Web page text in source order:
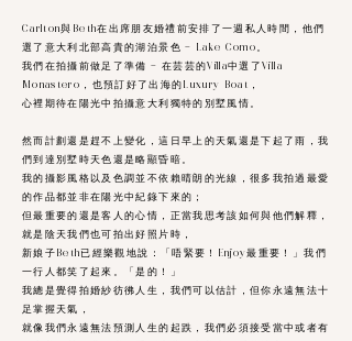
Carlton與Beth在出席朋友婚禮前安排了一週私人時間，他們
選了意大利北部高貴的湖泊景色 - Lake Como。
我們在拍攝前做足了準備 - 在芸芸的Villa中選了Villa
Monastero，也預訂好了出海的Luxury Boat，
心裡期待在陽光中拍攝意大利獨特的別墅風情。
然而計劃還是趕不上變化，這日早上的天氣還是下起了雨，我
們到達別墅時天色還是略顯昏暗。
我的攝影風格以及色調並不依賴晴朗的光線，很多我拍過最愛
的作品都並非在陽光中紀錄下來的；
但最重要的還是客人的心情，正當我思考該如何與他們解釋，
就是陰天我們也可拍出好照片時，
新娘子Beth已經樂觀地說：「唔緊要！Enjoy最重要！」我們
一行人都笑了起來。「是的！」
我總是覺得拍婚紗彷彿人生，我們可以估計，但你永遠無法十
足掌握天氣，
就像我們永遠無法預測人生的起跌，我們必須接受當中或者有